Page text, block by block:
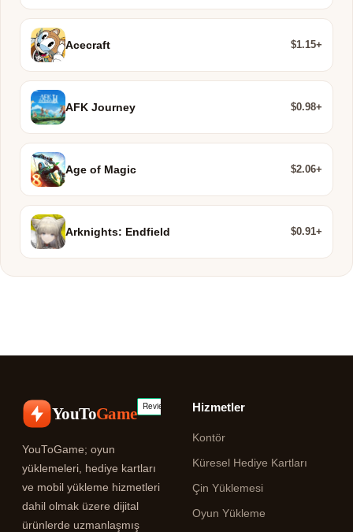
Acecraft $1.15+
AFK Journey $0.98+
Age of Magic $2.06+
Arknights: Endfield $0.91+
YouToGame
YouToGame; oyun
yüklemeleri, hediye kartları
ve mobil yükleme hizmetleri
dahil olmak üzere dijital
ürünlerde uzmanlaşmış
Hizmetler
Kontör
Küresel Hediye Kartları
Çin Yüklemesi
Oyun Yükleme